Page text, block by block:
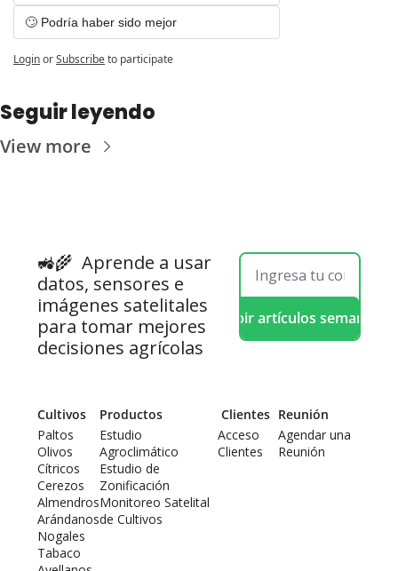
🙄 Podría haber sido mejor
LoginorSubscribeto participate
Seguir leyendo
View more
🚜🌾 Aprende a usar
datos, sensores e
imágenes satelitales
para tomar mejores
decisiones agrícolas
Recibir artículos semanales
Cultivos
Paltos
Olivos
Cítricos
Cerezos
Almendros
Arándanos
Nogales
Tabaco
Productos
Estudio
Agroclimático
Estudio de
Zonificación
Monitoreo Satelital
de Cultivos
Clientes
Acceso
Clientes
Reunión
Agendar una
Reunión